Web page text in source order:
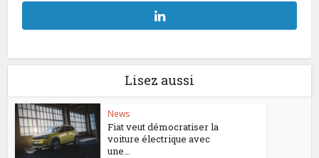
Lisez aussi
News
Fiat veut démocratiser la
voiture électrique avec
une...